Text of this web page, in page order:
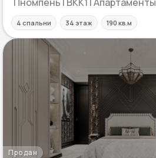
4 спальни 34 этаж 190 кв.м
Продан